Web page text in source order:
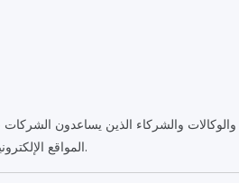
والوكالات والشركاء الذين يساعدون
المواقع الإلكترونية، وتحسين محركات البحث متعددة اللغات، والتسويق الدولي، أكثر.